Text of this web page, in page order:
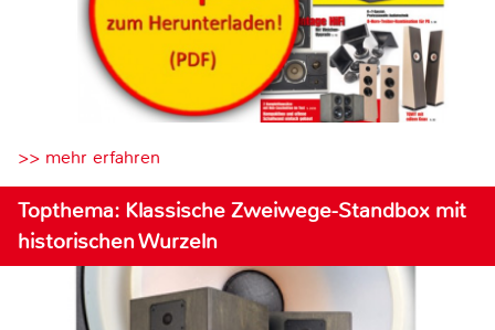
>> mehr erfahren
Topthema: Klassische Zweiwege-Standbox mit
historischen Wurzeln